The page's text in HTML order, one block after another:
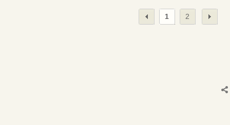
1 2